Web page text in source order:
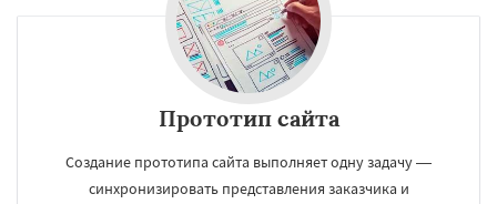
Прототип сайта
Создание прототипа сайта выполняет одну задачу —
синхронизировать представления заказчика и